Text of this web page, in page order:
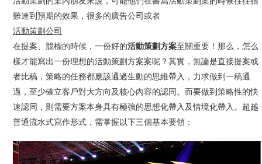
難達到預期的效果，很多的廣告公司或者
活動策劃公司
在提案、競標的時候，一份好的活動策劃方案至關重要！那么，怎么
樣才能寫出一份理想的活動策劃方案案呢？其實，無論是直接提案或
者比稿，策略的任務都應該通過生動的思維帶入，力求做到一稿通
過，至少確立客戶對大方向及核心內容的認同。而要做到策略性的快
速認同，則需要方案本身具有極強的思想化帶入及情境化帶入。超越
普通流水式寫作形式，需掌握以下三個基本要領：